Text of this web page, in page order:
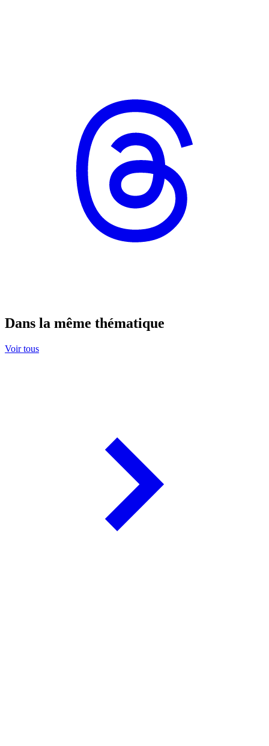
Dans la même thématique
Voir tous